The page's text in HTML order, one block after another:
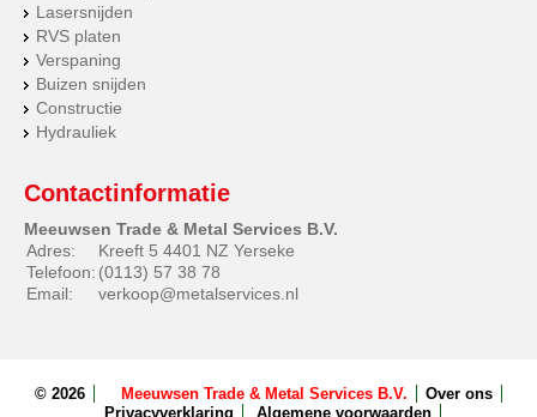
Lasersnijden
RVS platen
Verspaning
Buizen snijden
Constructie
Hydrauliek
Contactinformatie
Meeuwsen Trade & Metal Services B.V.
Adres:
Kreeft 5 4401 NZ Yerseke
Telefoon: (0113) 57 38 78
Email:
verkoop@metalservices.nl
© 2026 Meeuwsen Trade & Metal Services B.V.
Over ons
Privacyverklaring
Algemene voorwaarden